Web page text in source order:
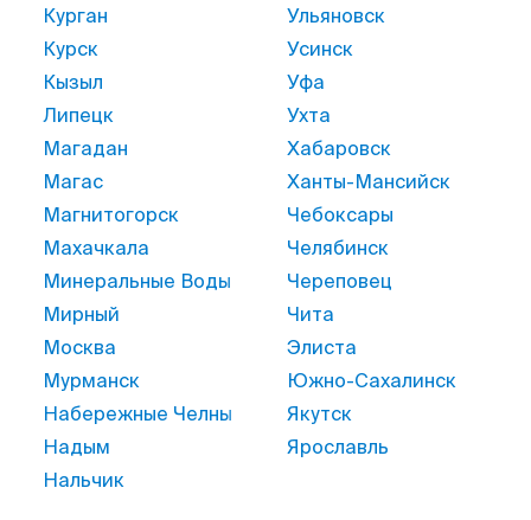
Курган
Курск
Кызыл
Липецк
Магадан
Магас
Магнитогорск
Махачкала
Минеральные Воды
Мирный
Москва
Мурманск
Набережные Челны
Надым
Нальчик
Ульяновск
Усинск
Уфа
Ухта
Хабаровск
Ханты-Мансийск
Чебоксары
Челябинск
Череповец
Чита
Элиста
Южно-Сахалинск
Якутск
Ярославль